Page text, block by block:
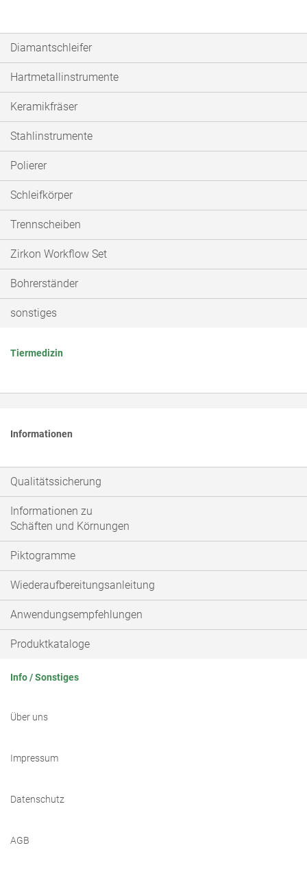
Diamantschleifer
Hartmetallinstrumente
Keramikfräser
Stahlinstrumente
Polierer
Schleifkörper
Trennscheiben
Zirkon Workflow Set
Bohrerständer
sonstiges
Tiermedizin
Informationen
Qualitätssicherung
Informationen zu
Schäften und Körnungen
Piktogramme
Wiederaufbereitungsanleitung
Anwendungsempfehlungen
Produktkataloge
Info / Sonstiges
Über uns
Impressum
Datenschutz
AGB